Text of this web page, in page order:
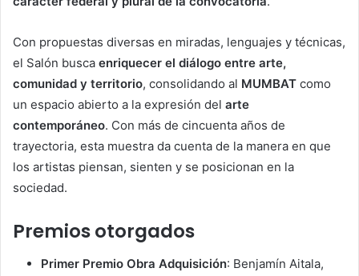
Con propuestas diversas en miradas, lenguajes y técnicas,
el Salón busca enriquecer el diálogo entre arte,
comunidad y territorio, consolidando al MUMBAT como
un espacio abierto a la expresión del arte
contemporáneo. Con más de cincuenta años de
trayectoria, esta muestra da cuenta de la manera en que
los artistas piensan, sienten y se posicionan en la
sociedad.
Premios otorgados
Primer Premio Obra Adquisición: Benjamín Aitala,